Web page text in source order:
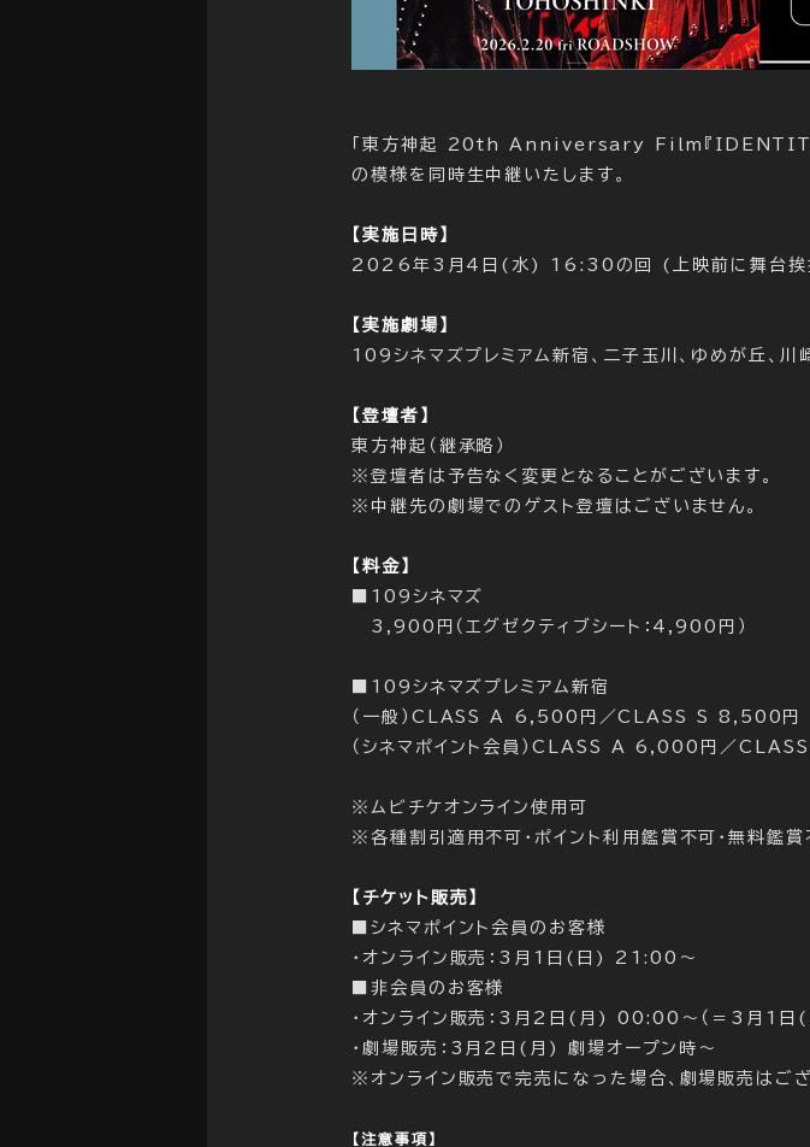
「東方神起 20th Anniversary Film『IDENTITY』
の模様を同時生中継いたします。
【実施日時】
2026年3月4日(水) 16:30の回 (上映前に舞台挨
【実施劇場】
109シネマズプレミアム新宿、二子玉川、ゆめが丘、川
【登壇者】
東方神起（継承略）
※登壇者は予告なく変更となることがございます。
※中継先の劇場でのゲスト登壇はございません。
【料金】
■109シネマズ
3,900円（エグゼクティブシート：4,900円）
■109シネマズプレミアム新宿
（一般）CLASS A 6,500円／CLASS S 8,500円
（シネマポイント会員）CLASS A 6,000円／
※ムビチケオンライン使用可
※各種割引適用不可・ポイント利用鑑賞不可・無料鑑賞
【チケット販売】
■シネマポイント会員のお客様
・オンライン販売：3月1日(日) 21:00～
■非会員のお客様
・オンライン販売：3月2日(月) 00:00～（＝3月1
・劇場販売：3月2日(月) 劇場オープン時～
※オンライン販売で完売になった場合、劇場販売はご
【注意事項】